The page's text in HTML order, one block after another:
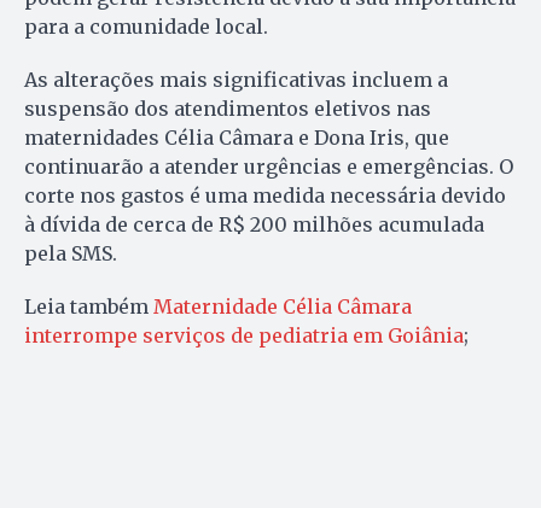
para a comunidade local.
As alterações mais significativas incluem a
suspensão dos atendimentos eletivos nas
maternidades Célia Câmara e Dona Iris, que
continuarão a atender urgências e emergências. O
corte nos gastos é uma medida necessária devido
à dívida de cerca de R$ 200 milhões acumulada
pela SMS.
Leia também Maternidade Célia Câmara
interrompe serviços de pediatria em Goiânia;